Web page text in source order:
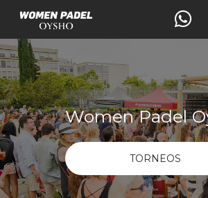
Women Padel
TORNEOS